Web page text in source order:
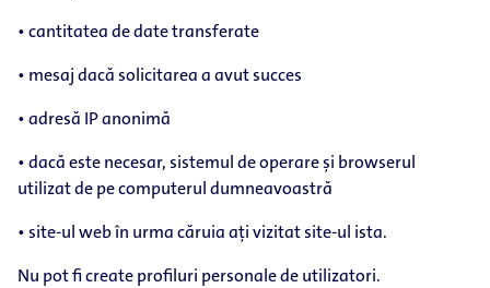
• cantitatea de date transferate
• mesaj dacă solicitarea a avut succes
• adresă IP anonimă
• dacă este necesar, sistemul de operare și browserul
utilizat de pe computerul dumneavoastră
• site-ul web în urma căruia ați vizitat site-ul ista.
Nu pot fi create profiluri personale de utilizatori.